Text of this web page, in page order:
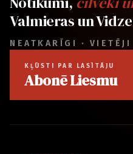
Valmieras un
NEATKARĪGI · VIETĒJI
KĻŪSTI PAR LASĪTĀJU
Abonē Liesmu